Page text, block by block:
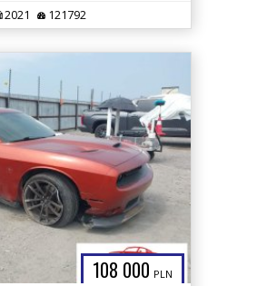
2021 121792
108 000 PLN